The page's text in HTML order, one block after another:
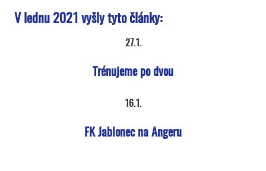
V lednu 2021 vyšly tyto články:
27.1.
Trénujeme po dvou
16.1.
FK Jablonec na Angeru